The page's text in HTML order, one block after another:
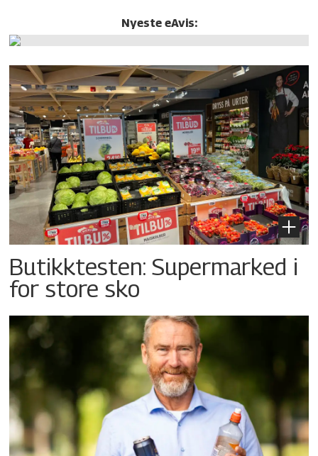
Nyeste eAvis:
Butikktesten: Supermarked i
for store sko